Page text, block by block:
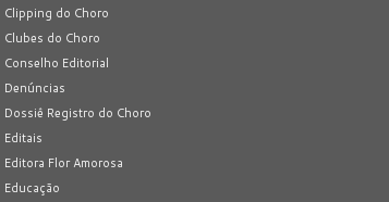
Clipping do Choro
Clubes do Choro
Conselho Editorial
Denúncias
Dossiê Registro do Choro
Editais
Editora Flor Amorosa
Educação